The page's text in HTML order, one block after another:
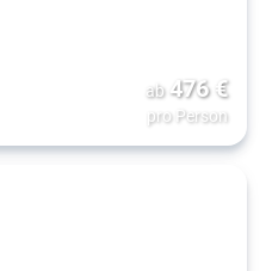
ab 476€
pro Person